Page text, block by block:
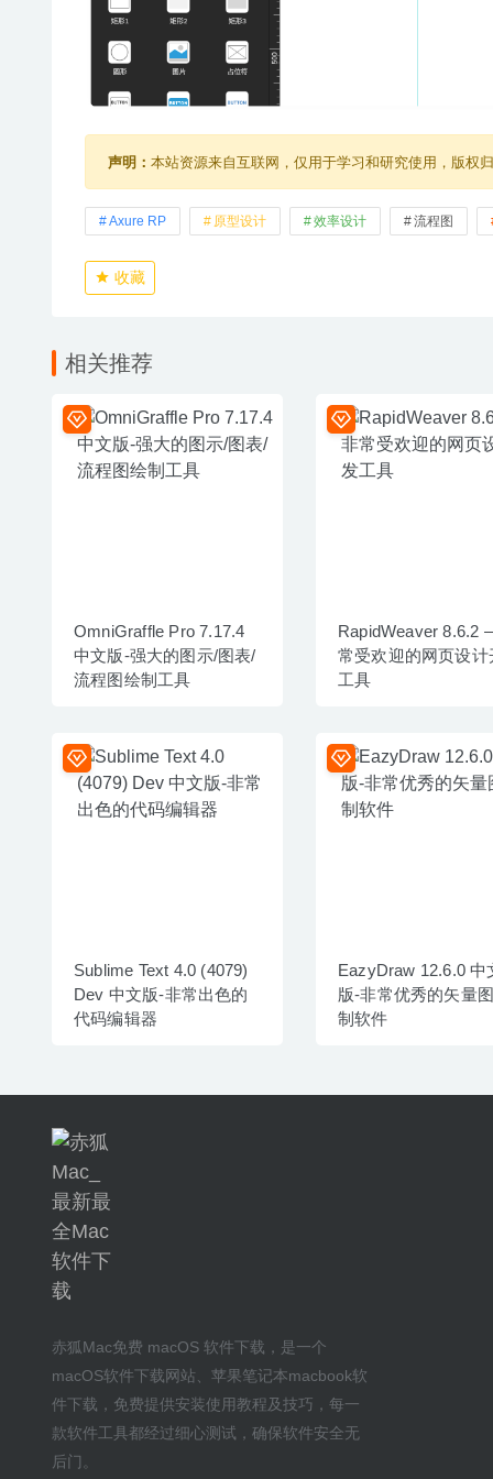
声明： 本站资源来自互联网，仅用于学习和研究使用，版权
Axure RP 原型设计 效率设计 流程图
收藏
相关推荐
OmniGraffle Pro 7.17.4
中文版-强大的图示/图表/
流程图绘制工具
RapidWeaver 8.6.2
常受欢迎的网页设计
工具
Sublime Text 4.0 (4079)
Dev 中文版-非常出色的
代码编辑器
EazyDraw 12.6.0 中
版-非常优秀的矢量
制软件
赤狐Mac免费 macOS 软件下载 ，是一个
macOS软件下载网站
苹果笔记本macbook软
件下载 ，免费提供安装使用教程及技巧 ，每一
款软件工具都经过细心测试，确保软件安全无
后门。